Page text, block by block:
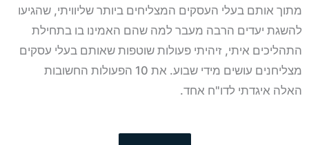
מתוך אותם בעלי העסקים המצליחים ביותר שליוויתי, שהגיעו
להשגת יעדים הרבה מעבר למה שהם האמינו בו בתחילת
התהליכים איתי, זיהיתי פעולות שוטפות שאותם בעלי עסקים
מצליחנים עושים מידי שבוע. את 10 הפעולות החשובות
האלה איגדתי לדו"ח אחד.